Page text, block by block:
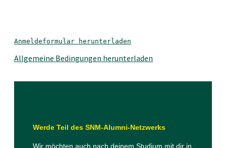
Anmeldeformular herunterladen
Allgemeine Bedingungen herunterladen